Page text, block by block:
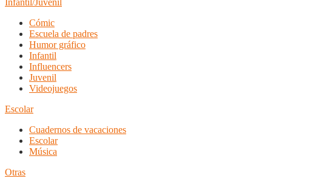
Infantil/Juvenil
Cómic
Escuela de padres
Humor gráfico
Infantil
Influencers
Juvenil
Videojuegos
Escolar
Cuadernos de vacaciones
Escolar
Música
Otras